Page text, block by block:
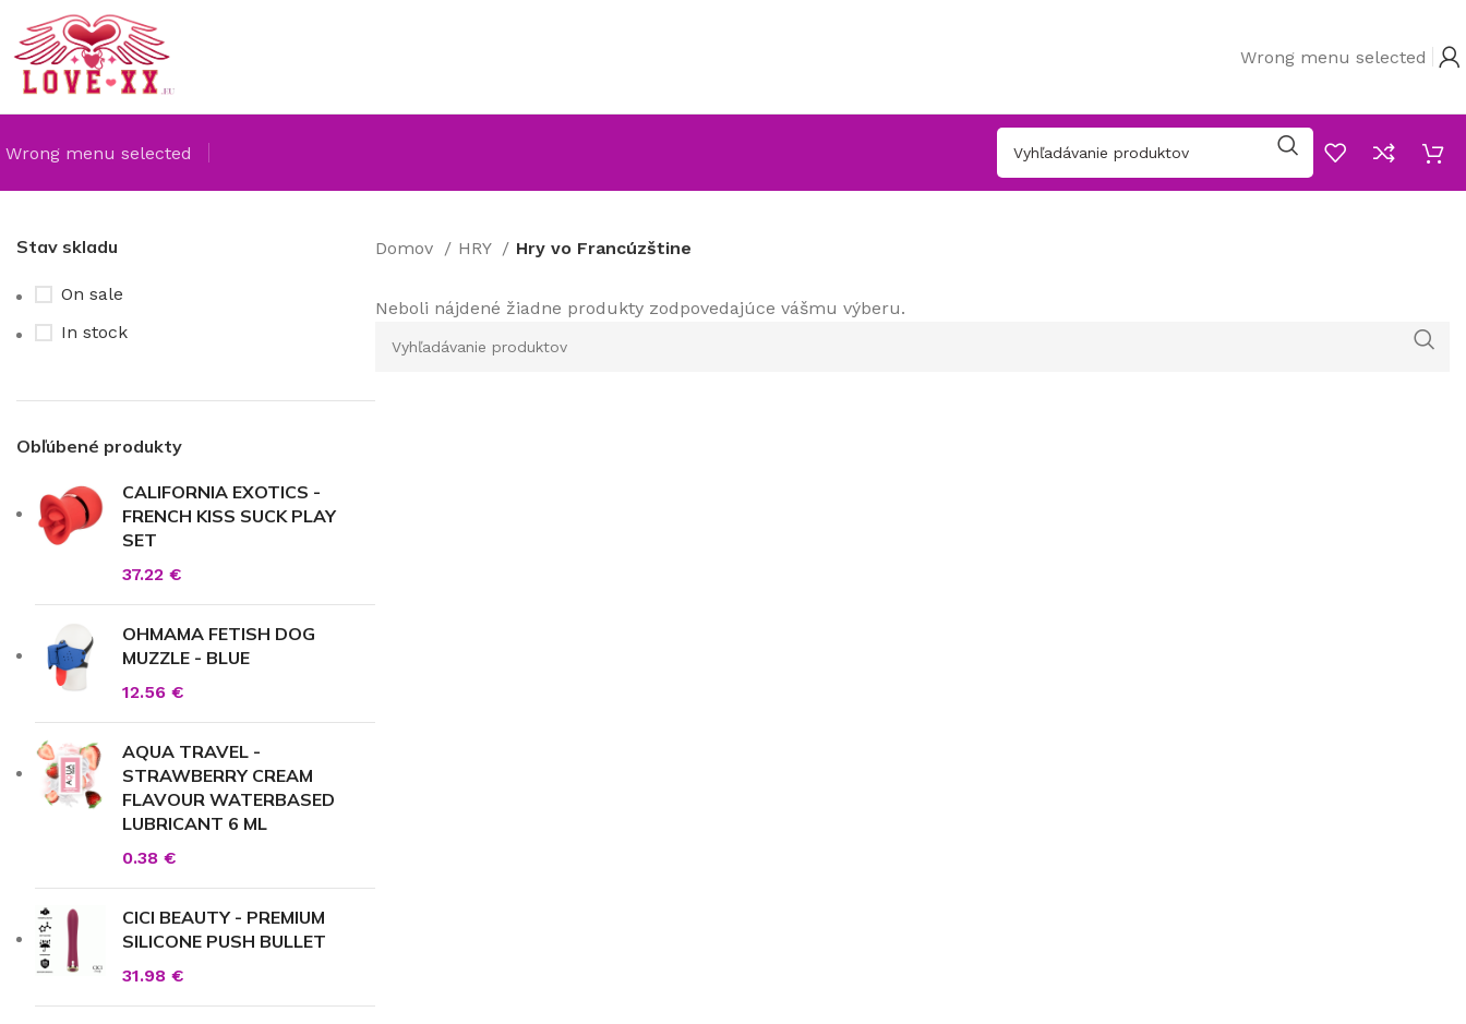
Wrong menu selected
Wrong menu selected
Stav skladu
On sale
In stock
Obľúbené produkty
CALIFORNIA EXOTICS -
FRENCH KISS SUCK PLAY
SET
37.22 €
OHMAMA FETISH DOG
MUZZLE - BLUE
12.56 €
AQUA TRAVEL -
STRAWBERRY CREAM
FLAVOUR WATERBASED
LUBRICANT 6 ML
0.38 €
CICI BEAUTY - PREMIUM
SILICONE PUSH BULLET
31.98 €
Domov HRY Hry vo Francúzštine
Neboli nájdené žiadne produkty zodpovedajúce vášmu výberu.